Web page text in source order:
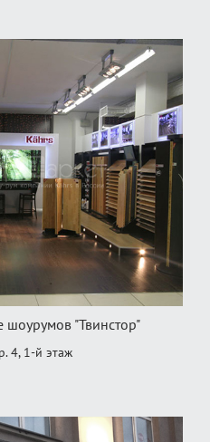
шоурумов "Твинстор"
4, 1‑й этаж